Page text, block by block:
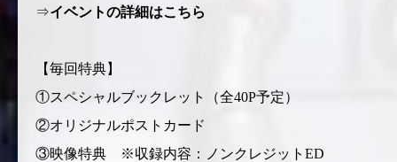
⇒イベントの詳細はこちら
【毎回特典】
①スペシャルブックレット（全40P予定）
②オリジナルポストカード
③映像特典 ※収録内容：ノンクレジットED